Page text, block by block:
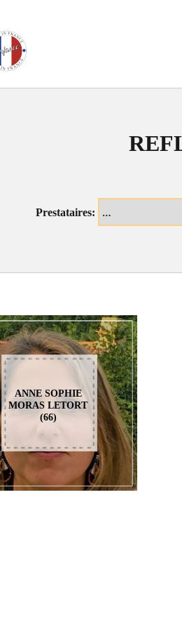
Made in
Prestataires:
ANNE SOPHIE
MORAS LETORT
(66)